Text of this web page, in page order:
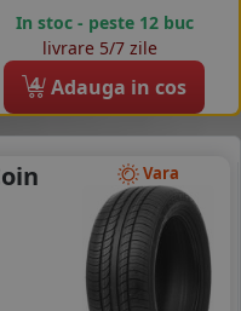
In stoc - peste 12 buc
livrare 5/7 zile
4 Adauga in cos
Vara